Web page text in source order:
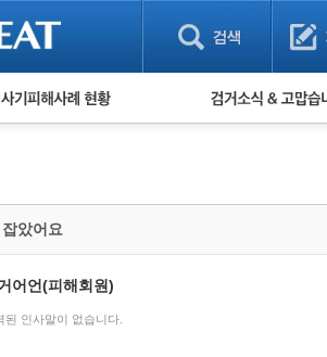
피해사례 현황
보이스피싱 피해사례
유해사이트 목록
비공개 피해사례
워킹홀리데이 피해사례
검거 소식
았어요
어언(피해회원)
된 인사말이 없습니다.